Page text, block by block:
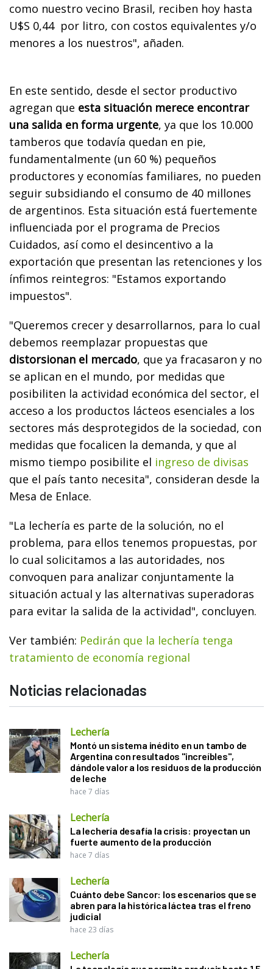
como nuestro vecino Brasil, reciben hoy hasta
U$S 0,44 por litro, con costos equivalentes y/o
menores a los nuestros", añaden.
En este sentido, desde el sector productivo
agregan que esta situación merece encontrar
una salida en forma urgente, ya que los 10.000
tamberos que todavía quedan en pie,
fundamentalmente (un 60 %) pequeños
productores y economías familiares, no pueden
seguir subsidiando el consumo de 40 millones
de argentinos. Esta situación está fuertemente
influenciada por el programa de Precios
Cuidados, así como el desincentivo a la
exportación que presentan las retenciones y los
ínfimos reintegros: "Estamos exportando
impuestos".
"Queremos crecer y desarrollarnos, para lo cual
debemos reemplazar propuestas que
distorsionan el mercado, que ya fracasaron y no
se aplican en el mundo, por medidas que
posibiliten la actividad económica del sector, el
acceso a los productos lácteos esenciales a los
sectores más desprotegidos de la sociedad, con
medidas que focalicen la demanda, y que al
mismo tiempo posibilite el ingreso de divisas
que el país tanto necesita", consideran desde la
Mesa de Enlace.
"La lechería es parte de la solución, no el
problema, para ellos tenemos propuestas, por
lo cual solicitamos a las autoridades, nos
convoquen para analizar conjuntamente la
situación actual y las alternativas superadoras
para evitar la salida de la actividad", concluyen.
Ver también: Pedirán que la lechería tenga
tratamiento de economía regional
Noticias relacionadas
Lechería
Montó un sistema inédito en un tambo de
Argentina con resultados "increíbles",
dándole valor a los residuos de la producción
de leche
hace 7 días
Lechería
La lechería desafía la crisis: proyectan un
fuerte aumento de la producción
hace 7 días
Lechería
Cuánto debe Sancor: los escenarios que se
abren para la histórica láctea tras el freno
judicial
hace 23 días
Lechería